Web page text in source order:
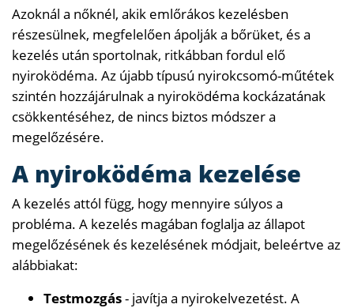
Azoknál a nőknél, akik emlőrákos kezelésben
részesülnek, megfelelően ápolják a bőrüket, és a
kezelés után sportolnak, ritkábban fordul elő
nyiroködéma. Az újabb típusú nyirokcsomó-műtétek
szintén hozzájárulnak a nyiroködéma kockázatának
csökkentéséhez, de nincs biztos módszer a
megelőzésére.
A nyiroködéma kezelése
A kezelés attól függ, hogy mennyire súlyos a
probléma. A kezelés magában foglalja az állapot
megelőzésének és kezelésének módjait, beleértve az
alábbiakat:
Testmozgás- javítja a nyirokelvezetést. A